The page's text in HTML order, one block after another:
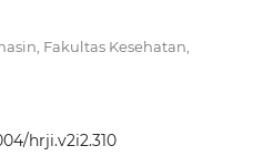
Fakultas Kesehatan,
hrji.v2i2.310